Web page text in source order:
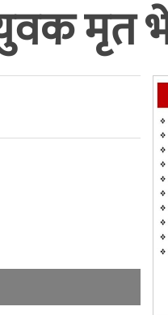
मृत